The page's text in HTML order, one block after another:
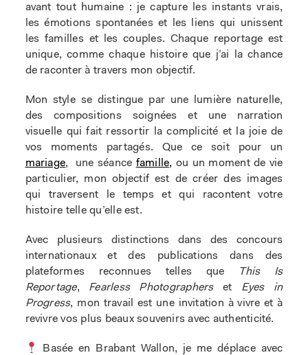
avant tout humaine : je capture les instants vrais,
les émotions spontanées et les liens qui unissent
les familles et les couples. Chaque reportage est
unique, comme chaque histoire que j’ai la chance
de raconter à travers mon objectif.
Mon style se distingue par une lumière naturelle,
des compositions soignées et une narration
visuelle qui fait ressortir la complicité et la joie de
vos moments partagés. Que ce soit pour un
mariage, une séance famille, ou un moment de vie
particulier, mon objectif est de créer des images
qui traversent le temps et qui racontent votre
histoire telle qu’elle est.
Avec plusieurs distinctions dans des concours
internationaux et des publications dans des
plateformes reconnues telles que
This Is
Reportage, Fearless Photographerset Eyes in
Progress, mon travail est une invitation à vivre et à
revivre vos plus beaux souvenirs avec authenticité.
Basée en Brabant Wallon, je me déplace avec